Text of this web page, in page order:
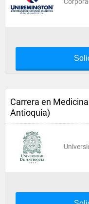
Carrera en
Antioquia)